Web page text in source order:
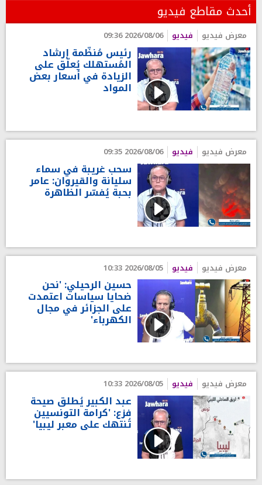
أحدث مقاطع فيديو
معرض فيديو فيديو 2026/08/06 09:36
رئيس مُنظّمة إرشاد
المُستهلك يُعلّق على
الزيادة في أسعار بعض
المواد
معرض فيديو فيديو 2026/08/06 09:35
سحب غريبة في سماء
سليانة والقيروان: عامر
بحبة يُفسّر الظاهرة
معرض فيديو فيديو 2026/08/05 10:33
حسين الرحيلي: 'نحن
ضحايا سياسات اعتمدت
على الجزائر في مجال
الكهرباء'
معرض فيديو فيديو 2026/08/05 10:33
عبد الكبير يُطلق صيحة
فزع: 'كرامة التونسيين
تُنتهك على معبر ليبيا'